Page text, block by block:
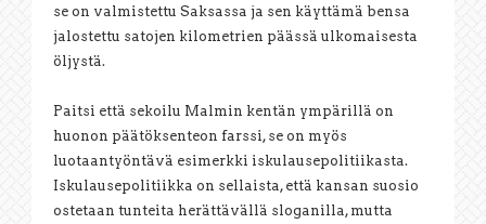
se on valmistettu Saksassa ja sen käyttämä bensa
jalostettu satojen kilometrien päässä ulkomaisesta
öljystä.
Paitsi että sekoilu Malmin kentän ympärillä on
huonon päätöksenteon farssi, se on myös
luotaantyöntävä esimerkki iskulausepolitiikasta.
Iskulausepolitiikka on sellaista, että kansan suosio
ostetaan tunteita herättävällä sloganilla, mutta